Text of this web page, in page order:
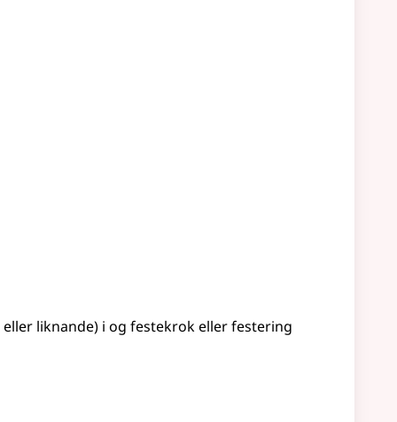
eller liknande) i og festekrokellerfestering